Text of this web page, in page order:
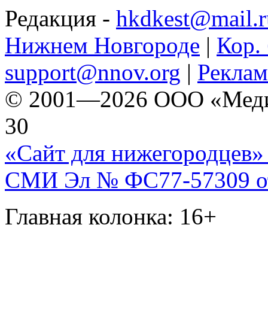
Редакция -
Нижнем Новгороде | Кор.
support@nnov.org |
© 2001—2026 ООО
30
«Сайт для нижегородцев»
СМИ Эл № ФС77-57309
Главная колонка: 16+